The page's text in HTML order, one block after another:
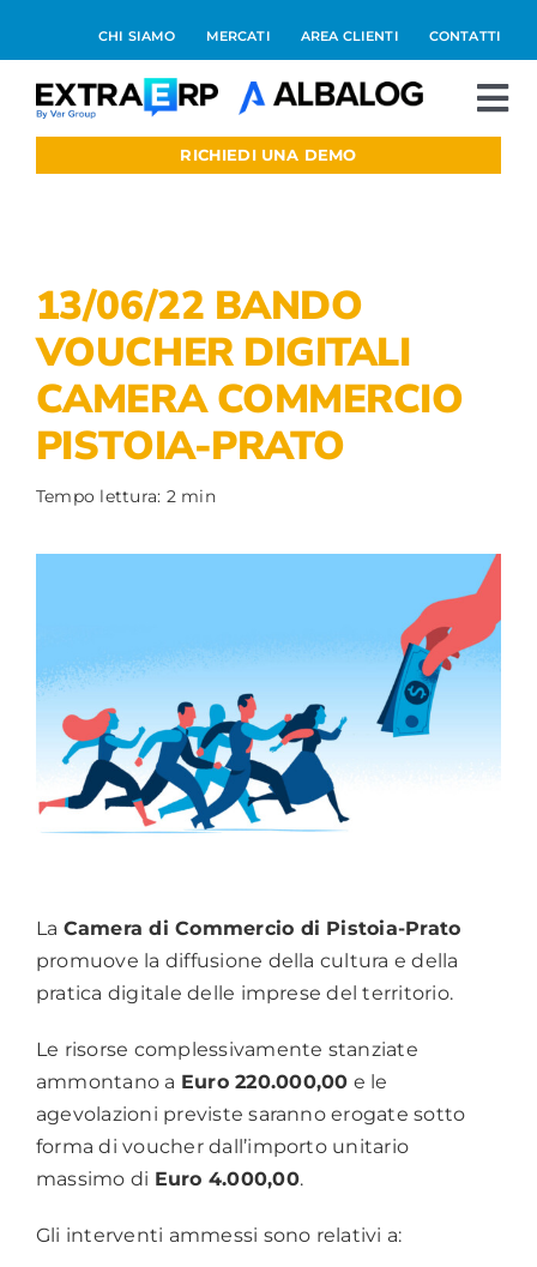
al
contenuto
CHI SIAMO MERCATI AREA CLIENTI CONTATTI
Extraerp Aree
Integrazioni
Blog
Preventivo online
RICHIEDI UNA DEMO
13/06/22 BANDO
VOUCHER DIGITALI
CAMERA COMMERCIO
PISTOIA-PRATO
Tempo lettura: 2 min
La Camera di Commercio di Pistoia-Prato
promuove la diffusione della cultura e della
pratica digitale delle imprese del territorio.
Le risorse complessivamente stanziate
ammontano a Euro 220.000,00 e le
agevolazioni previste saranno erogate sotto
forma di voucher dall’importo unitario
massimo di Euro 4.000,00.
Gli interventi ammessi sono relativi a: